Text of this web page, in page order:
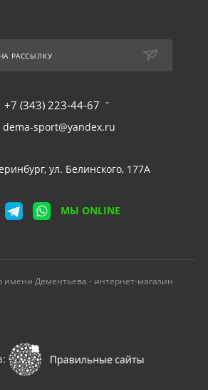
РАССЫЛКУ
+7 (343) 223-44-67
dema-sport@yandex.ru
ул. Белинского, 177А
МЫ ONLINE
имени Дементьева - интернет-магазин